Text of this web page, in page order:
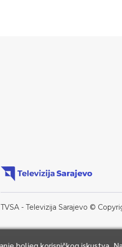
TVSA - Televizija Sarajevo ©